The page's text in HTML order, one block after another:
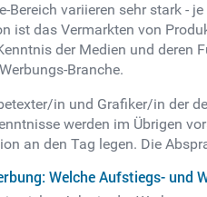
Bereich variieren sehr stark -
ist das Vermarkten von
der Medien und
Branche.
in und Grafiker/in der
werden im Übrigen
an den Tag legen. Die
Welche Aufstiegs- und